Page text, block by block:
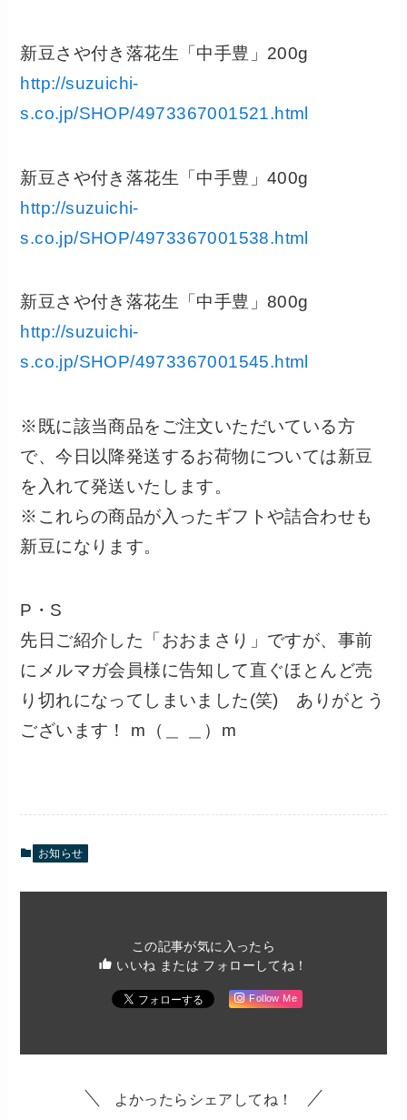
新豆さや付き落花生「中手豊」200g
http://suzuichi-
s.co.jp/SHOP/4973367001521.html
新豆さや付き落花生「中手豊」400g
http://suzuichi-
s.co.jp/SHOP/4973367001538.html
新豆さや付き落花生「中手豊」800g
http://suzuichi-
s.co.jp/SHOP/4973367001545.html
※既に該当商品をご注文いただいている方
で、今日以降発送するお荷物については新豆
を入れて発送いたします。
※これらの商品が入ったギフトや詰合わせも
新豆になります。
P・S
先日ご紹介した「おおまさり」ですが、事前
にメルマガ会員様に告知して直ぐほとんど売
り切れになってしまいました(笑) ありがとう
ございます！ m（＿ ＿）m
お知らせ
この記事が気に入ったら
いいね または フォローしてね！
Follow Me
よかったらシェアしてね！